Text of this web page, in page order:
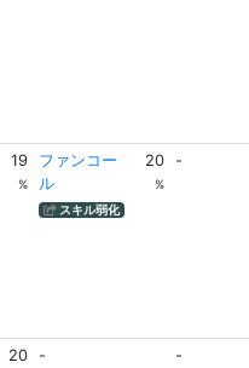
19
%
ファンコー
ル
スキル弱化
20
%
-
20 - -